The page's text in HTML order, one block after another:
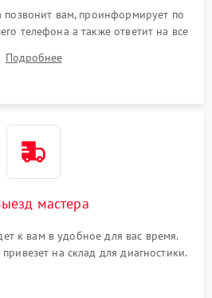
вам, проинформирует по
телефона а также ответит на все
Подробнее
мастера
к вам в удобное для вас время.
на склад для диагностики.